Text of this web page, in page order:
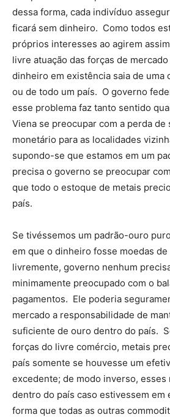
dessa forma, cada indivíduo
ficará sem dinheiro. Como todos
próprios interesses ao agirem
livre atuação das forças de
dinheiro em existência saia de uma
ou de todo um país. O governo
esse problema faz tanto sentido
Viena se preocupar com a perda de
monetário para as localidades
supondo-se que estamos em um
precisa o governo se preocupar
que todo o estoque de metais
país.
Se tivéssemos um padrão-ouro
em que o dinheiro fosse moedas
livremente, governo nenhum
minimamente preocupado com o
pagamentos. Ele poderia
mercado a responsabilidade de
suficiente de ouro dentro do país.
forças do livre comércio, metais
país somente se houvesse um
excedente; de modo inverso, esses
dentro do país caso estivessem em
forma que todas as outras